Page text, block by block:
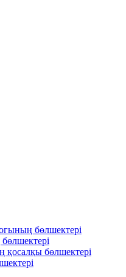
бөлшектері
қосалқы бөлшектері